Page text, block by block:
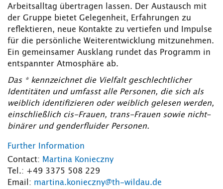
Arbeitsalltag übertragen lassen. Der Austausch mit
der Gruppe bietet Gelegenheit, Erfahrungen zu
reflektieren, neue Kontakte zu vertiefen und Impulse
für die persönliche Weiterentwicklung mitzunehmen.
Ein gemeinsamer Ausklang rundet das Programm in
entspannter Atmosphäre ab.
Das * kennzeichnet die Vielfalt geschlechtlicher
Identitäten und umfasst alle Personen, die sich als
weiblich identifizieren oder weiblich gelesen werden,
einschließlich cis-Frauen, trans-Frauen sowie nicht-
binärer und genderfluider Personen.
Further Information
Contact: Martina Konieczny
Tel.: +49 3375 508 229
Email: martina.konieczny@th-wildau.de